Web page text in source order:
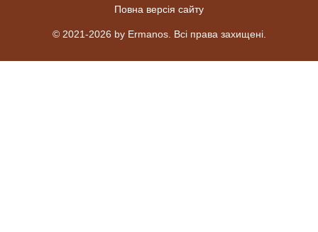
Повна версія сайту
© 2021-2026 by Ermanos. Всі права захищені.